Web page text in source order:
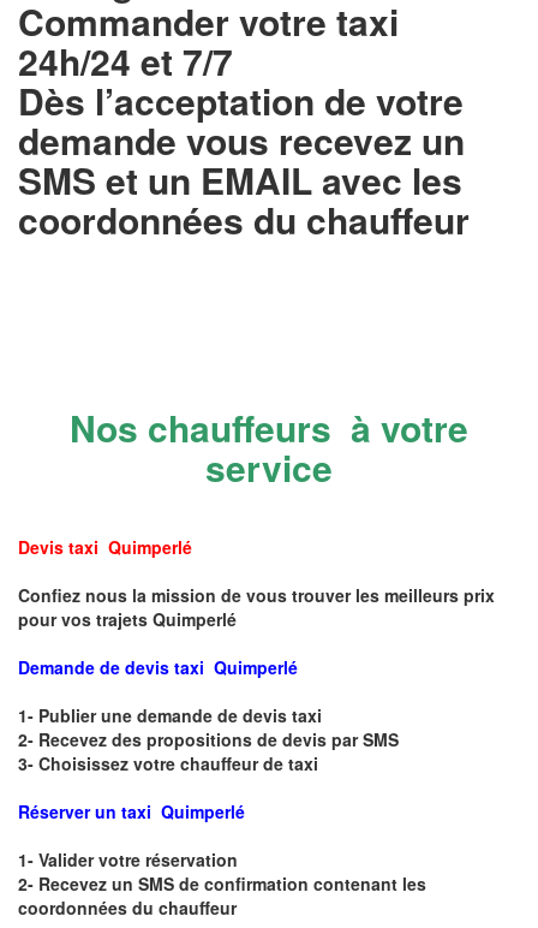
Commander votre taxi
24h/24 et 7/7
Dès l’acceptation de votre
demande vous recevez un
SMS et un EMAILavec les
coordonnées du chauffeur
Nos chauffeurs à votre
service
Devis taxi Quimperlé
Confiez nous la mission de vous trouver les meilleurs prix
pour vos trajets Quimperlé
Demande de devis taxi Quimperlé
1- Publier une demande de devis taxi
2- Recevez des propositions de devis par SMS
3- Choisissez votre chauffeur de taxi
Réserver un taxi Quimperlé
1- Valider votre réservation
2- Recevez un SMS de confirmation contenant les
coordonnées du chauffeur